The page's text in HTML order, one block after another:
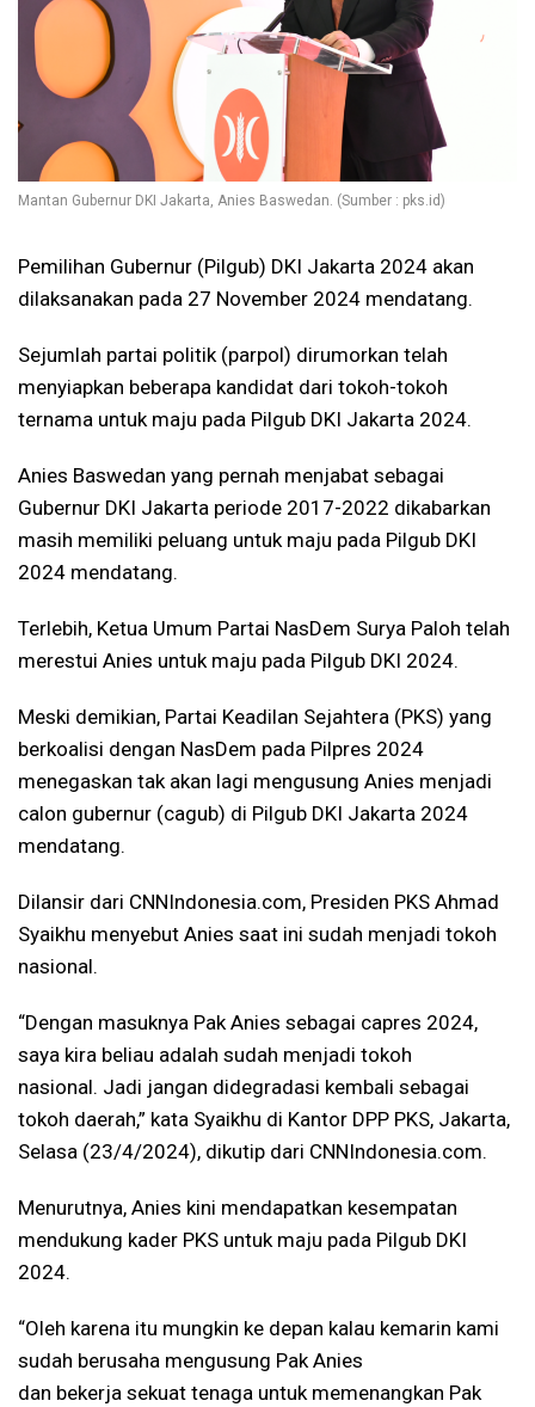
Mantan Gubernur DKI Jakarta, Anies Baswedan. (Sumber : pks.id)
Pemilihan Gubernur (Pilgub) DKI Jakarta 2024 akan
dilaksanakan pada 27 November 2024 mendatang.
Sejumlah partai politik (parpol) dirumorkan telah
menyiapkan beberapa kandidat dari tokoh-tokoh
ternama untuk maju pada Pilgub DKI Jakarta 2024.
Anies Baswedan yang pernah menjabat sebagai
Gubernur DKI Jakarta periode 2017-2022 dikabarkan
masih memiliki peluang untuk maju pada Pilgub DKI
2024 mendatang.
Terlebih, Ketua Umum Partai NasDem Surya Paloh telah
merestui Anies untuk maju pada Pilgub DKI 2024.
Meski demikian, Partai Keadilan Sejahtera (PKS) yang
berkoalisi dengan NasDem pada Pilpres 2024
menegaskan tak akan lagi mengusung Anies menjadi
calon gubernur (cagub) di Pilgub DKI Jakarta 2024
mendatang.
Dilansir dari CNNIndonesia.com, Presiden PKS Ahmad
Syaikhu menyebut Anies saat ini sudah menjadi tokoh
nasional.
“Dengan masuknya PakAnies sebagai capres 2024,
saya kira beliau adalah sudah menjadi tokoh
nasional. Jadi jangan didegradasi kembali sebagai
tokoh daerah,” kata Syaikhu di Kantor DPP PKS, Jakarta,
Selasa (23/4/2024), dikutip dari CNNIndonesia.com.
Menurutnya, Anies kini mendapatkan kesempatan
mendukung kader PKS untuk maju pada Pilgub DKI
2024.
“Oleh karena itu mungkin ke depan kalau kemarin kami
sudah berusaha mengusung Pak Anies
dan bekerja sekuat tenaga untuk memenangkan Pak